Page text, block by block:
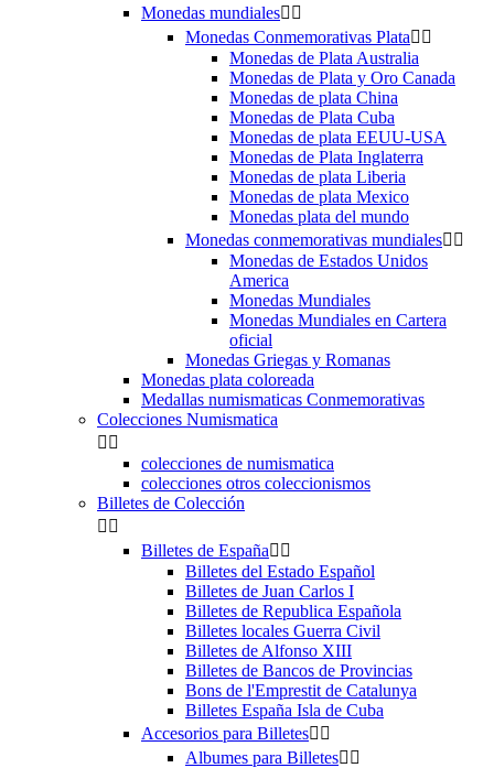
Monedas mundiales 
Monedas Conmemorativas Plata 
Monedas de Plata Australia
Monedas de Plata y Oro Canada
Monedas de plata China
Monedas de Plata Cuba
Monedas de plata EEUU-USA
Monedas de Plata Inglaterra
Monedas de plata Liberia
Monedas de plata Mexico
Monedas plata del mundo
Monedas conmemorativas mundiales 
Monedas de Estados Unidos
America
Monedas Mundiales
Monedas Mundiales en Cartera
oficial
Monedas Griegas y Romanas
Monedas plata coloreada
Medallas numismaticas Conmemorativas
Colecciones Numismatica
 
colecciones de numismatica
colecciones otros coleccionismos
Billetes de Colección
 
Billetes de España 
Billetes del Estado Español
Billetes de Juan Carlos I
Billetes de Republica Española
Billetes locales Guerra Civil
Billetes de Alfonso XIII
Billetes de Bancos de Provincias
Bons de l'Emprestit de Catalunya
Billetes España Isla de Cuba
Accesorios para Billetes 
Albumes para Billetes 